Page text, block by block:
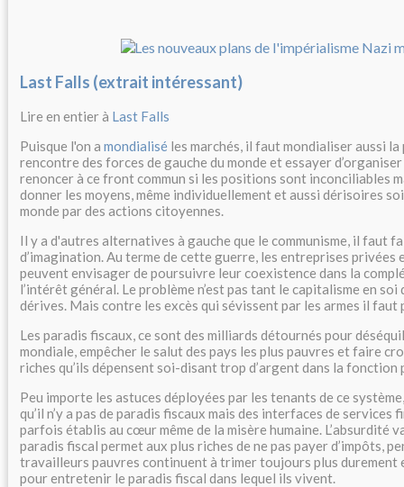
Last Falls (extrait intéressant)
Lire en entier à Last Falls
Puisque l'on a mondialisé les marchés, il faut mondialiser aussi
rencontre des forces de gauche du monde et essayer
renoncer à ce front commun si les positions sont inconciliables
donner les moyens, même individuellement et aussi dérisoires
monde par des actions citoyennes.
Il y a d'autres alternatives à gauche que le communisme, il faut
d’imagination. Au terme de cette guerre, les entreprises
peuvent envisager de poursuivre leur coexistence dans la
l’intérêt général. Le problème n’est pas tant le capitalisme en soi
dérives. Mais contre les excès qui sévissent par les armes il faut
Les paradis fiscaux, ce sont des milliards détournés pour
mondiale, empêcher le salut des pays les plus pauvres et faire
riches qu’ils dépensent soi-disant trop d’argent dans la fonction
Peu importe les astuces déployées par les tenants de ce
qu’il n’y a pas de paradis fiscaux mais des interfaces de services
parfois établis au cœur même de la misère humaine. L’absurdité
paradis fiscal permet aux plus riches de ne pas payer d’impôts,
travailleurs pauvres continuent à trimer toujours plus durement
pour entretenir le paradis fiscal dans lequel ils vivent.